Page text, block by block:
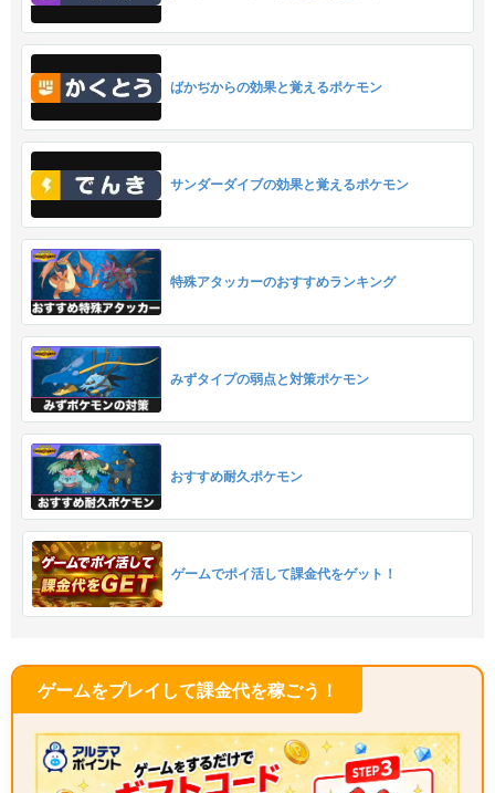
ばかぢからの効果と覚えるポケモン
サンダーダイブの効果と覚えるポケモン
特殊アタッカーのおすすめランキング
みずタイプの弱点と対策ポケモン
おすすめ耐久ポケモン
ゲームでポイ活して課金代をゲット！
ゲームをプレイして課金代を稼ごう！